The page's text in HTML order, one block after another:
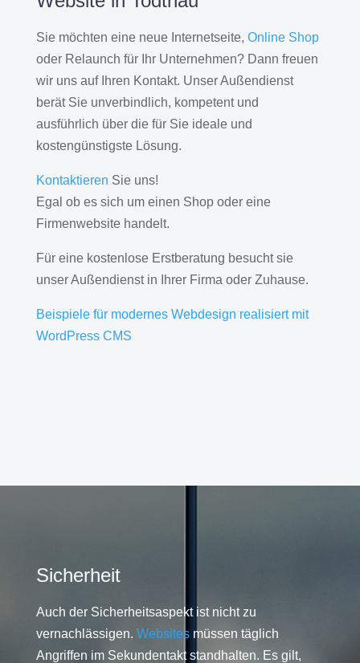
Sie möchten eine neue Internetseite, Online Shop
oder Relaunch für Ihr Unternehmen? Dann freuen
wir uns auf Ihren Kontakt. Unser Außendienst
berät Sie unverbindlich, kompetent und
ausführlich über die für Sie ideale und
kostengünstigste Lösung.
Kontaktieren Sie uns!
Egal ob es sich um einen Shop oder eine
Firmenwebsite handelt.
Für eine kostenlose Erstberatung besucht sie
unser Außendienst in Ihrer Firma oder Zuhause.
Beispiele für modernes Webdesign realisiert mit
WordPress CMS
Sicherheit
Auch der Sicherheitsaspekt ist nicht zu
vernachlässigen. Websitesmüssen täglich
Angriffen im Sekundentakt standhalten. Es gilt,